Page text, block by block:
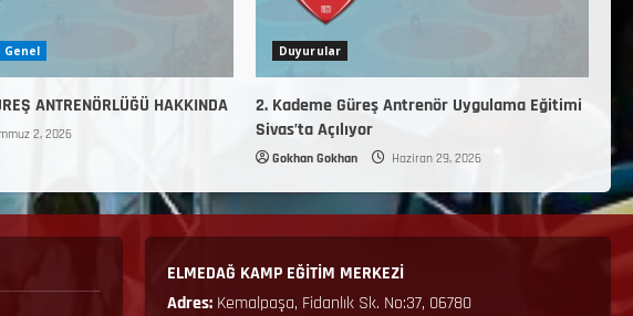
Genel
ANTRENÖRLÜĞÜ HAKKINDA
2, 2026
Duyurular
2. Kademe Güreş Antrenör Uygulama Eğitimi
Sivas’ta Açılıyor
Gokhan Gokhan Haziran 29, 2026
ELMEDAĞ KAMP EĞİTİM MERKEZİ
Adres: Kemalpaşa, Fidanlık Sk. No:37, 06780